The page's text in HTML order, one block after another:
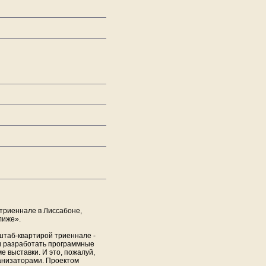
в Лиссабоне,
квартирой триеннале -
программные
выставки. И это, пожалуй,
Проектом